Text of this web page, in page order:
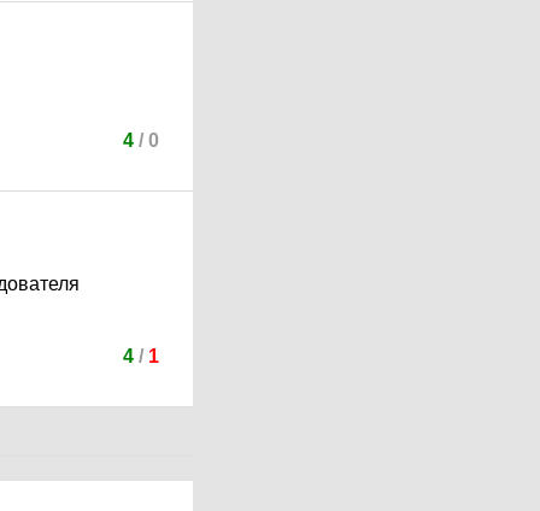
4/ 0
4/ 1